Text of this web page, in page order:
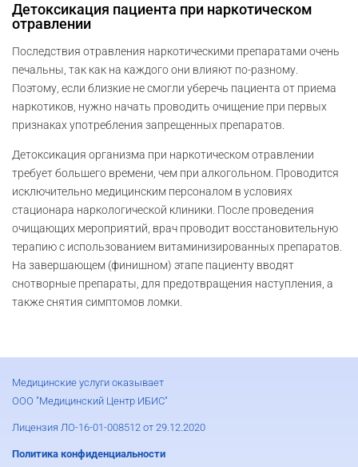
Детоксикация пациента при наркотическом
отравлении
Последствия отравления наркотическими препаратами очень
печальны, так как на каждого они влияют по-разному.
Поэтому, если близкие не смогли уберечь пациента от приема
наркотиков, нужно начать проводить очищение при первых
признаках употребления запрещенных препаратов.
Детоксикация организма при наркотическом отравлении
требует большего времени, чем при алкогольном. Проводится
исключительно медицинским персоналом в условиях
стационара наркологической клиники. После проведения
очищающих мероприятий, врач проводит восстановительную
терапию с использованием витаминизированных препаратов.
На завершающем (финишном) этапе пациенту вводят
снотворные препараты, для предотвращения наступления, а
также снятия симптомов ломки.
Медицинские услуги оказывает
ООО "Медицинский Центр ИБИС"
Лицензия ЛО-16-01-008512 от 29.12.2020
Политика конфиденциальности